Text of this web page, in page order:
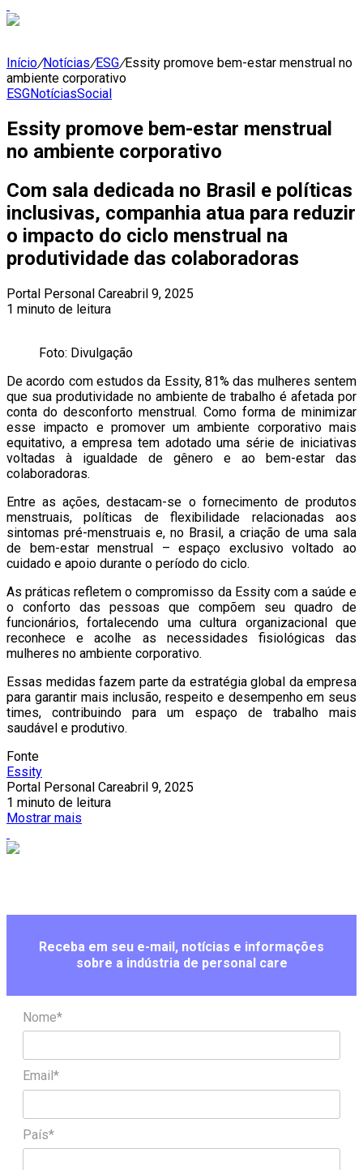
Início/Notícias/ESG/Essity promove bem-estar menstrual no
ambiente corporativo
ESGNotíciasSocial
Essity promove bem-estar menstrual
no ambiente corporativo
Com sala dedicada no Brasil e políticas
inclusivas, companhia atua para reduzir
o impacto do ciclo menstrual na
produtividade das colaboradoras
Portal Personal Careabril 9, 2025
1 minuto de leitura
Foto: Divulgação
De acordo com estudos da Essity, 81% das mulheres sentem
que sua produtividade no ambiente de trabalho é afetada por
conta do desconforto menstrual. Como forma de minimizar
esse impacto e promover um ambiente corporativo mais
equitativo, a empresa tem adotado uma série de iniciativas
voltadas à igualdade de gênero e ao bem-estar das
colaboradoras.
Entre as ações, destacam-se o fornecimento de produtos
menstruais, políticas de flexibilidade relacionadas aos
sintomas pré-menstruais e, no Brasil, a criação de uma sala
de bem-estar menstrual – espaço exclusivo voltado ao
cuidado e apoio durante o período do ciclo.
As práticas refletem o compromisso da Essity com a saúde e
o conforto das pessoas que compõem seu quadro de
funcionários, fortalecendo uma cultura organizacional que
reconhece e acolhe as necessidades fisiológicas das
mulheres no ambiente corporativo.
Essas medidas fazem parte da estratégia global da empresa
para garantir mais inclusão, respeito e desempenho em seus
times, contribuindo para um espaço de trabalho mais
saudável e produtivo.
Fonte
Essity
Portal Personal Careabril 9, 2025
1 minuto de leitura
Mostrar mais
Receba em seu e-mail, notícias e informações
sobre a indústria de personal care
Nome*
Email*
País*